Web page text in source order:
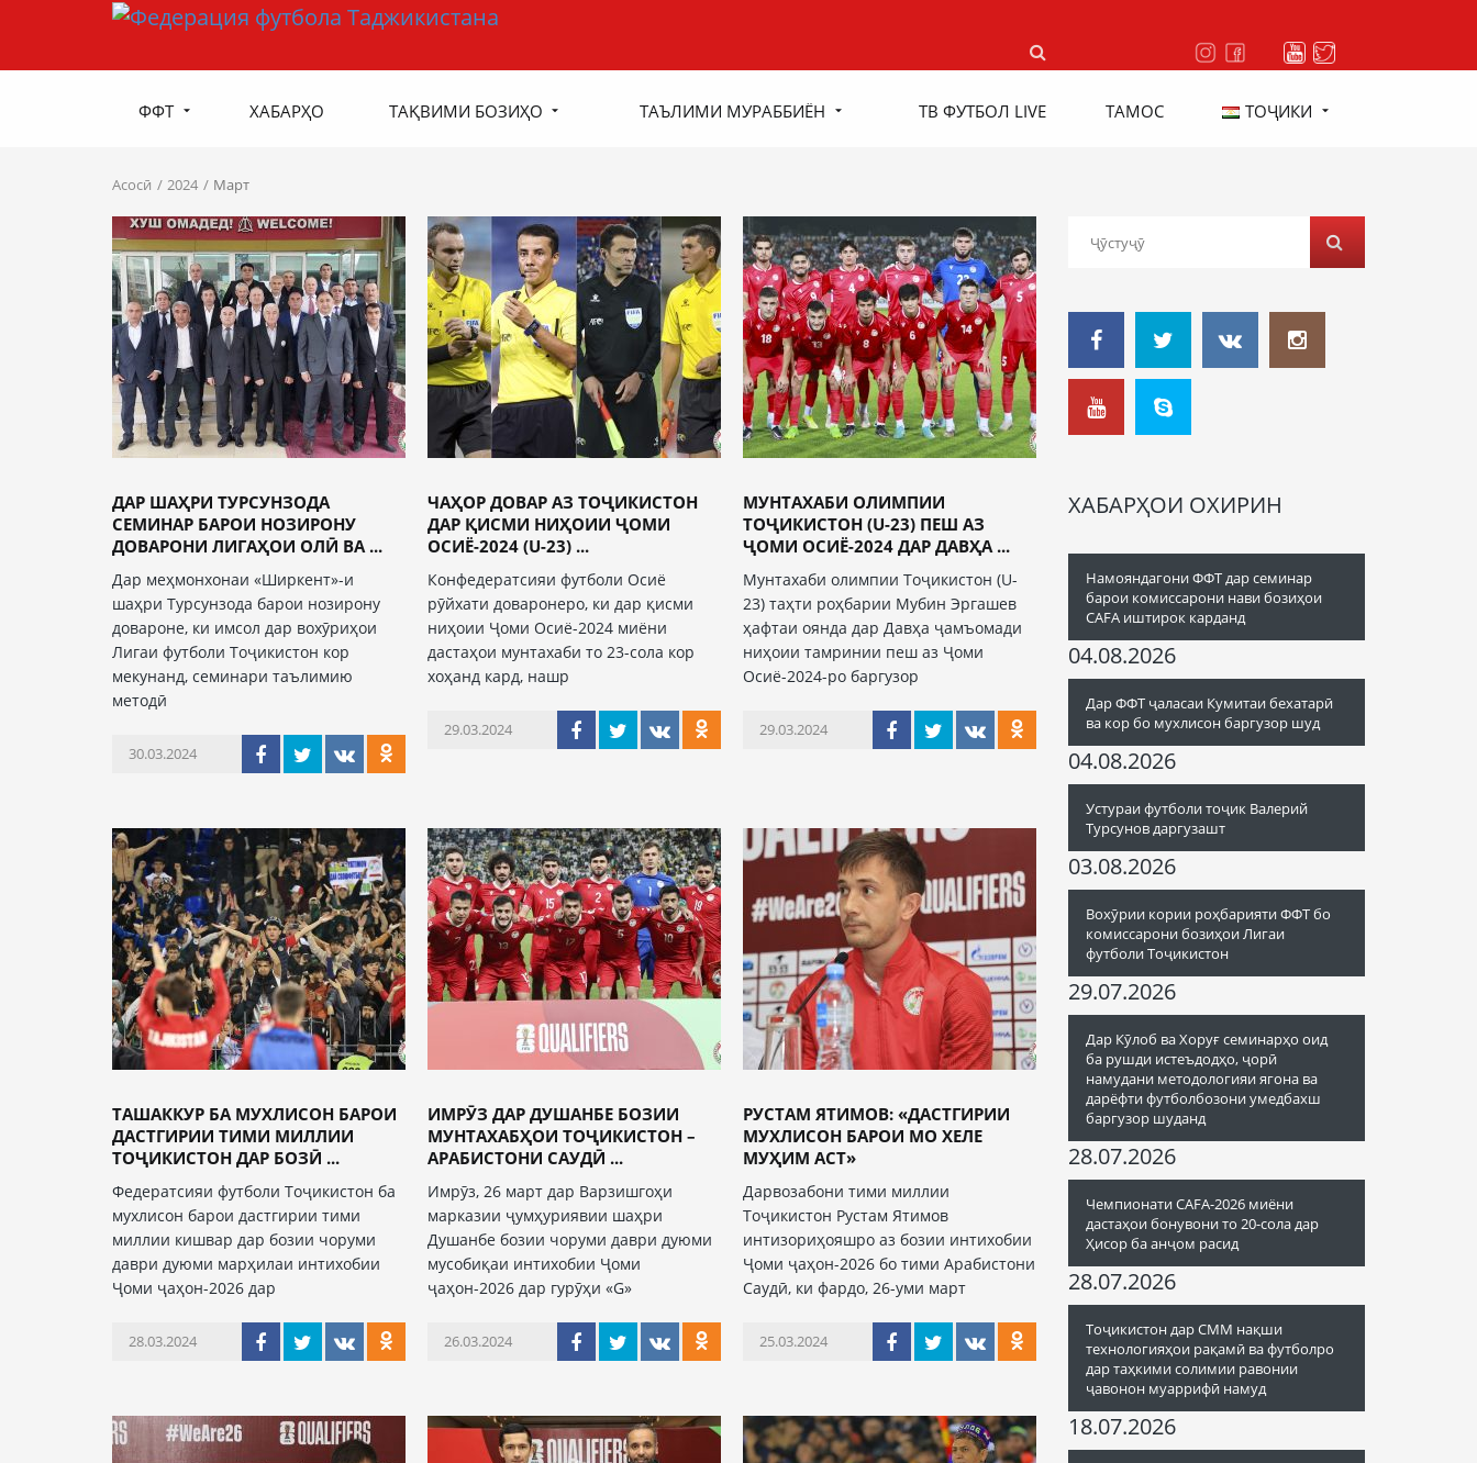
ФФТ ХАБАРҲО ТАҚВИМИ БОЗИҲО ТАЪЛИМИ МУРАББИЁН ТВ ФУТБОЛ LIVE ТАМОС ТОҶИКИ
Асосӣ 2024 Март
ДАР ШАҲРИ ТУРСУНЗОДА
СЕМИНАР БАРОИ НОЗИРОНУ
ДОВАРОНИ ЛИГАҲОИ ОЛӢ ВА ...
Дар меҳмонхонаи «Ширкент»-и
шаҳри Турсунзода барои нозирону
довароне, ки имсол дар вохӯриҳои
Лигаи футболи Тоҷикистон кор
мекунанд, семинари таълимию
методӣ
30.03.2024
ЧАҲОР ДОВАР АЗ ТОҶИКИСТОН
ДАР ҚИСМИ НИҲОИИ ҶОМИ
ОСИЁ-2024 (U-23) ...
Конфедератсияи футболи Осиё
рӯйхати доваронеро, ки дар қисми
ниҳоии Ҷоми Осиё-2024 миёни
дастаҳои мунтахаби то 23-сола кор
хоҳанд кард, нашр
29.03.2024
МУНТАХАБИ ОЛИМПИИ
ТОҶИКИСТОН (U-23) ПЕШ АЗ
ҶОМИ ОСИЁ-2024 ДАР ДАВҲА ...
Мунтахаби олимпии Тоҷикистон (U-
23) таҳти роҳбарии Мубин Эргашев
ҳафтаи оянда дар Давҳа ҷамъомади
ниҳоии тамринии пеш аз Ҷоми
Осиё-2024-ро баргузор
29.03.2024
ТАШАККУР БА МУХЛИСОН БАРОИ
ДАСТГИРИИ ТИМИ МИЛЛИИ
ТОҶИКИСТОН ДАР БОЗӢ ...
Федератсияи футболи Тоҷикистон ба
мухлисон барои дастгирии тими
миллии кишвар дар бозии чоруми
даври дуюми марҳилаи интихобии
Ҷоми ҷаҳон-2026 дар
28.03.2024
ИМРӮЗ ДАР ДУШАНБЕ БОЗИИ
МУНТАХАБҲОИ ТОҶИКИСТОН –
АРАБИСТОНИ САУДӢ ...
Имрӯз, 26 март дар Варзишгоҳи
марказии ҷумҳуриявии шаҳри
Душанбе бозии чоруми даври дуюми
мусобиқаи интихобии Ҷоми
ҷаҳон-2026 дар гурӯҳи «G»
26.03.2024
РУСТАМ ЯТИМОВ: «ДАСТГИРИИ
МУХЛИСОН БАРОИ МО ХЕЛЕ
МУҲИМ АСТ»
Дарвозабони тими миллии
Тоҷикистон Рустам Ятимов
интизориҳояшро аз бозии интихобии
Ҷоми ҷаҳон-2026 бо тими Арабистони
Саудӣ, ки фардо, 26-уми март
25.03.2024
ХАБАРҲОИ ОХИРИН
Намояндагони ФФТ дар семинар
барои комиссарони нави бозиҳои
CAFA иштирок карданд
04.08.2026
Дар ФФТ ҷаласаи Кумитаи бехатарӣ
ва кор бо мухлисон баргузор шуд
04.08.2026
Устураи футболи тоҷик Валерий
Турсунов даргузашт
03.08.2026
Вохӯрии кории роҳбарияти ФФТ бо
комиссарони бозиҳои Лигаи
футболи Тоҷикистон
29.07.2026
Дар Кӯлоб ва Хоруғ семинарҳо оид
ба рушди истеъдодҳо, ҷорӣ
намудани методологияи ягона ва
дарёфти футболбозони умедбахш
баргузор шуданд
28.07.2026
Чемпионати CAFA-2026 миёни
дастаҳои бонувони то 20-сола дар
Ҳисор ба анҷом расид
28.07.2026
Тоҷикистон дар СММ нақши
технологияҳои рақамӣ ва футболро
дар таҳкими солимии равонии
ҷавонон муаррифӣ намуд
18.07.2026